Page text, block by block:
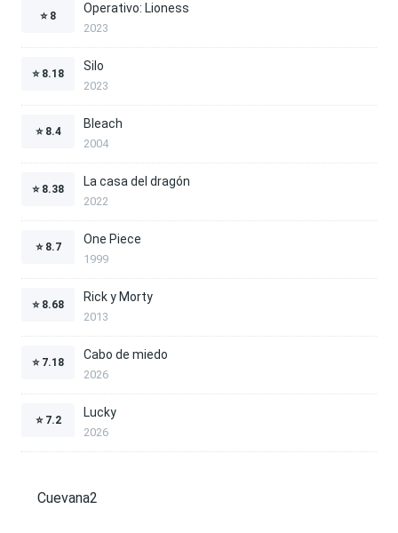
⭐ 8
Operativo: Lioness
2023
⭐ 8.18
Silo
2023
⭐ 8.4
Bleach
2004
⭐ 8.38
La casa del dragón
2022
⭐ 8.7
One Piece
1999
⭐ 8.68
Rick y Morty
2013
⭐ 7.18
Cabo de miedo
2026
⭐ 7.2
Lucky
2026
Cuevana2